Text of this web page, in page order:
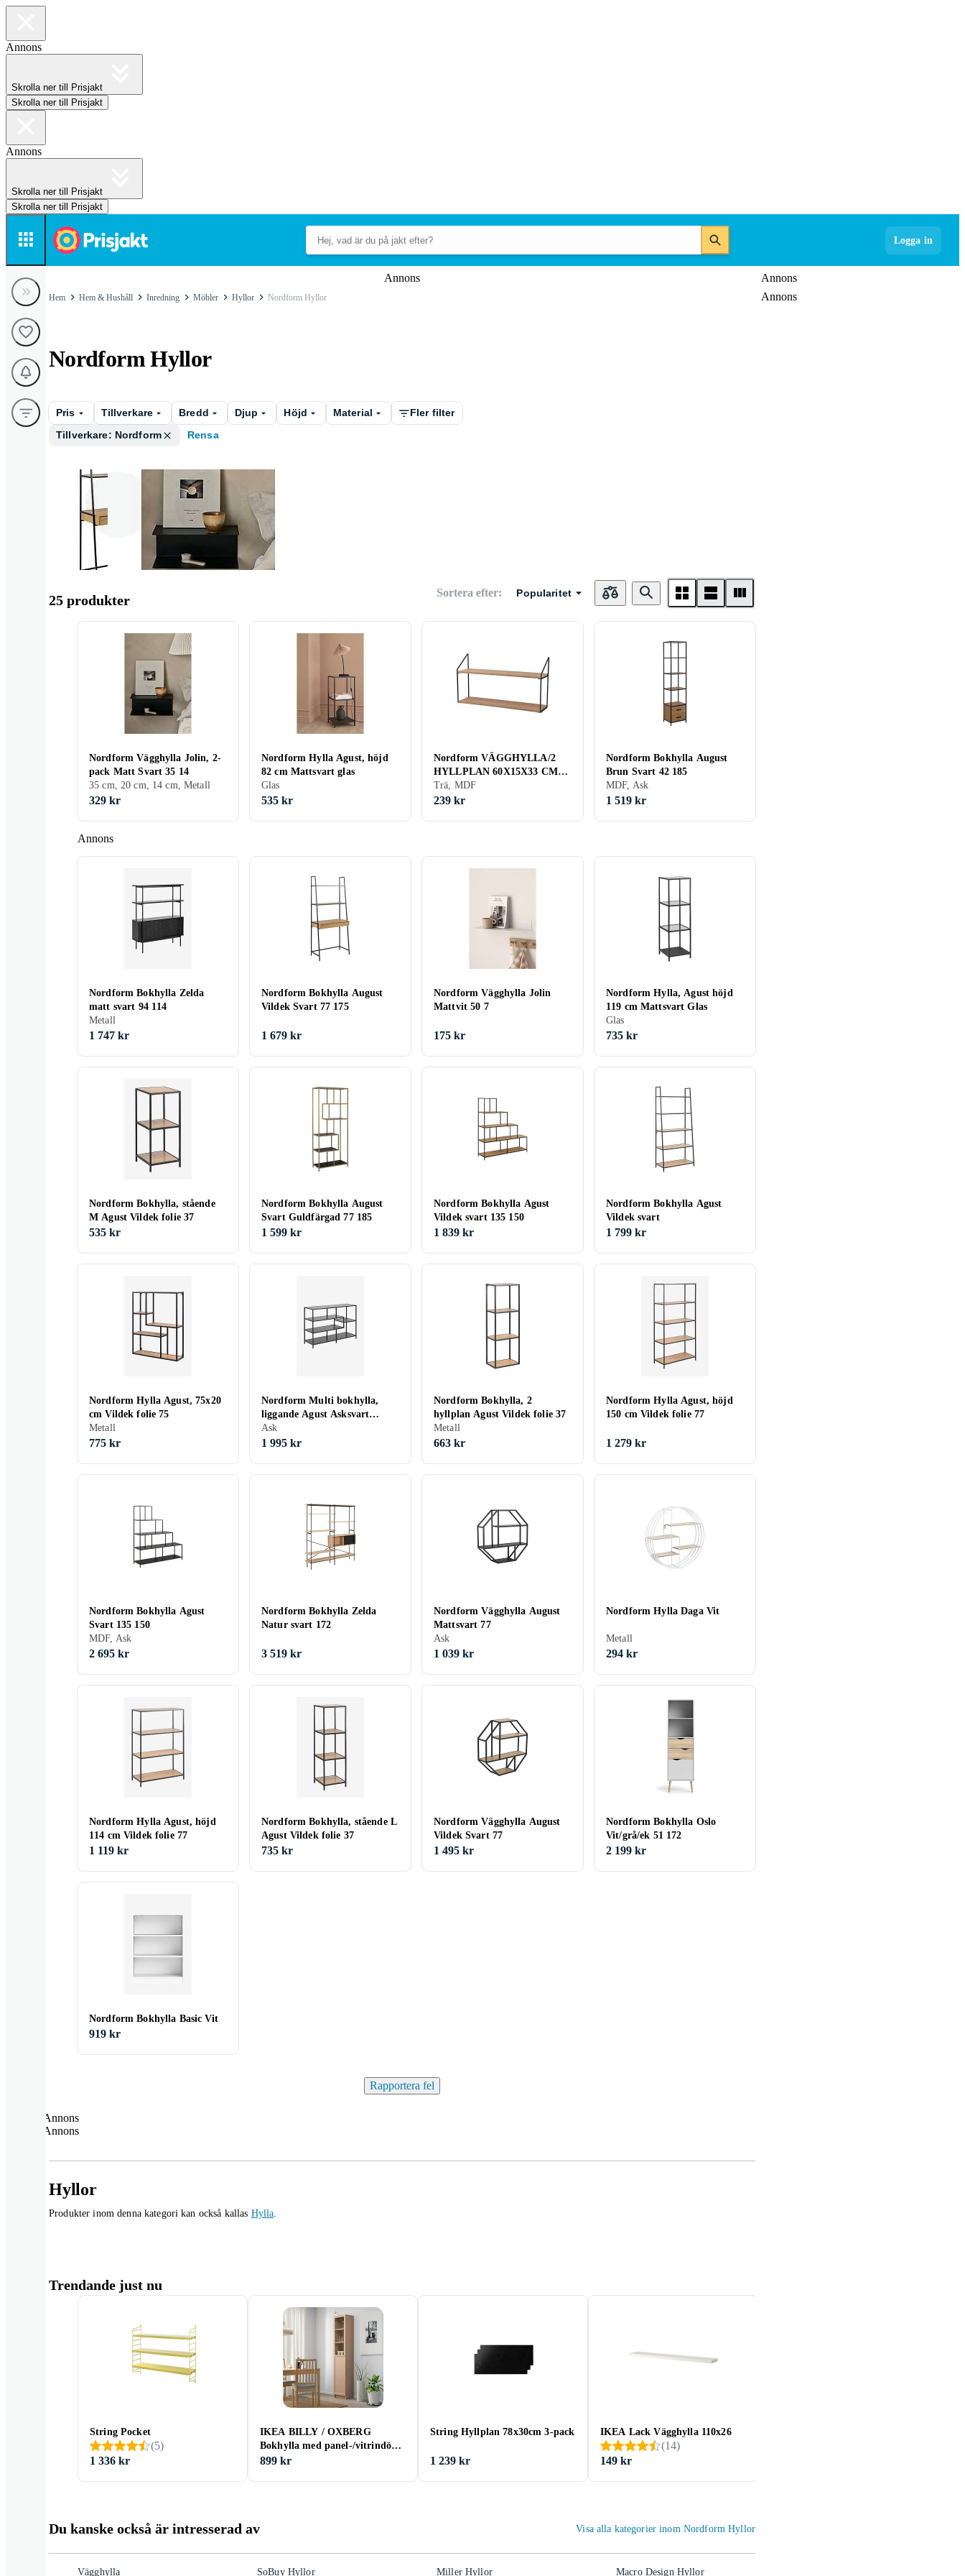
Annons
Skrolla ner till Prisjakt
Skrolla ner till Prisjakt
Annons
Skrolla ner till Prisjakt
Skrolla ner till Prisjakt
Logga in
Annons
Annons
Annons
Hem Hem & Hushåll Inredning Möbler Hyllor Nordform Hyllor
Nordform Hyllor
Pris Tillverkare Bredd Djup Höjd Material
Fler filter
Tillverkare: Nordform
Rensa
25 produkter Sortera efter: Popularitet
Annons
Nordform Vägghylla Jolin, 2-
pack Matt Svart 35 14
35 cm, 20 cm, 14 cm, Metall
329 kr
Nordform Hylla Agust, höjd
82 cm Mattsvart glas
Glas
535 kr
Nordform VÄGGHYLLA/2
HYLLPLAN 60X15X33 CM
Trä/Svart 60 33
Trä, MDF
239 kr
Nordform Bokhylla August
Brun Svart 42 185
MDF, Ask
1 519 kr
Nordform Bokhylla Zelda
matt svart 94 114
Metall
1 747 kr
Nordform Bokhylla August
Vildek Svart 77 175
1 679 kr
Nordform Vägghylla Jolin
Mattvit 50 7
175 kr
Nordform Hylla, Agust höjd
119 cm Mattsvart Glas
Glas
735 kr
Nordform Bokhylla, stående
M Agust Vildek folie 37
535 kr
Nordform Bokhylla August
Svart Guldfärgad 77 185
1 599 kr
Nordform Bokhylla Agust
Vildek svart 135 150
1 839 kr
Nordform Bokhylla Agust
Vildek svart
1 799 kr
Nordform Hylla Agust, 75x20
cm Vildek folie 75
Metall
775 kr
Nordform Multi bokhylla,
liggande Agust Asksvart
melamin 114 78
Ask
1 995 kr
Nordform Bokhylla, 2
hyllplan Agust Vildek folie 37
Metall
663 kr
Nordform Hylla Agust, höjd
150 cm Vildek folie 77
1 279 kr
Nordform Bokhylla Agust
Svart 135 150
MDF, Ask
2 695 kr
Nordform Bokhylla Zelda
Natur svart 172
3 519 kr
Nordform Vägghylla August
Mattsvart 77
Ask
1 039 kr
Nordform Hylla Daga Vit
Metall
294 kr
Nordform Hylla Agust, höjd
114 cm Vildek folie 77
1 119 kr
Nordform Bokhylla, stående L
Agust Vildek folie 37
735 kr
Nordform Vägghylla August
Vildek Svart 77
1 495 kr
Nordform Bokhylla Oslo
Vit/grå/ek 51 172
2 199 kr
Nordform Bokhylla Basic Vit
919 kr
Rapportera fel
Annons
Annons
Hyllor
Produkter inom denna kategori kan också kallas Hylla.
Trendande just nu
String Pocket
(5)
1 336 kr
IKEA BILLY / OXBERG
Bokhylla med panel-/vitrindörr
40x30x202 cm
899 kr
String Hyllplan 78x30cm 3-pack
1 239 kr
IKEA Lack Vägghylla 110x26
(14)
149 kr
Du kanske också är intresserad av Visa alla kategorier inom Nordform Hyllor
Vägghylla SoBuy Hyllor Miller Hyllor Macro Design Hyllor